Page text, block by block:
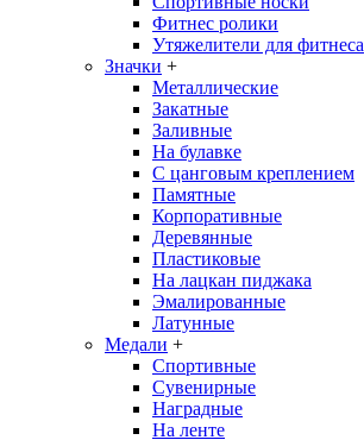
Фитнес ролики
Утяжелители для фитнеса
Значки +
Металлические
Закатные
Заливные
На булавке
С цанговым креплением
Памятные
Корпоративные
Деревянные
Пластиковые
На лацкан пиджака
Эмалированные
Латунные
Медали +
Спортивные
Сувенирные
Наградные
На ленте